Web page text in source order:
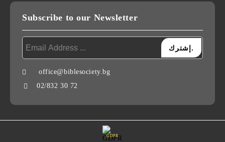
Subscribe to our Newsletter
office@biblesociety.bg
02/832 30 72
GDPR